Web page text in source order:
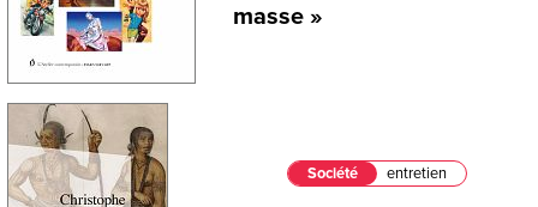
masse »
Société entretien